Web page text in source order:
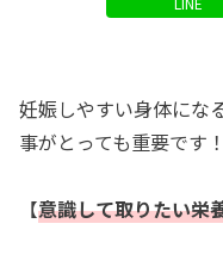
妊娠しやすい身体にな
事がとっても重要です
【意識して取りたい栄